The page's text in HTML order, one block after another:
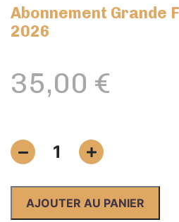
Abonnement Grande
2026
35,00 €
quantité
de
Grande
Faune
1
AJOUTER AU PANIER